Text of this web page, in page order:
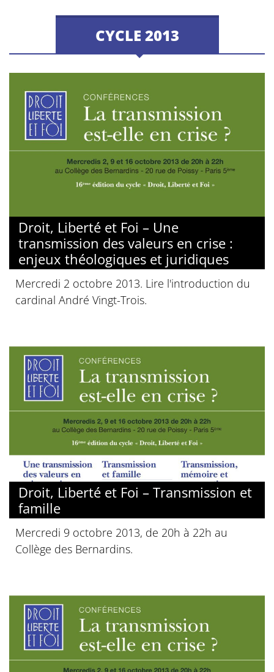
CYCLE 2013
Droit, Liberté et Foi – Une
transmission des valeurs en crise :
enjeux théologiques et juridiques
Mercredi 2 octobre 2013. Lire l'introduction du
cardinal André Vingt-Trois.
Droit, Liberté et Foi – Transmission et
famille
Mercredi 9 octobre 2013, de 20h à 22h au
Collège des Bernardins.